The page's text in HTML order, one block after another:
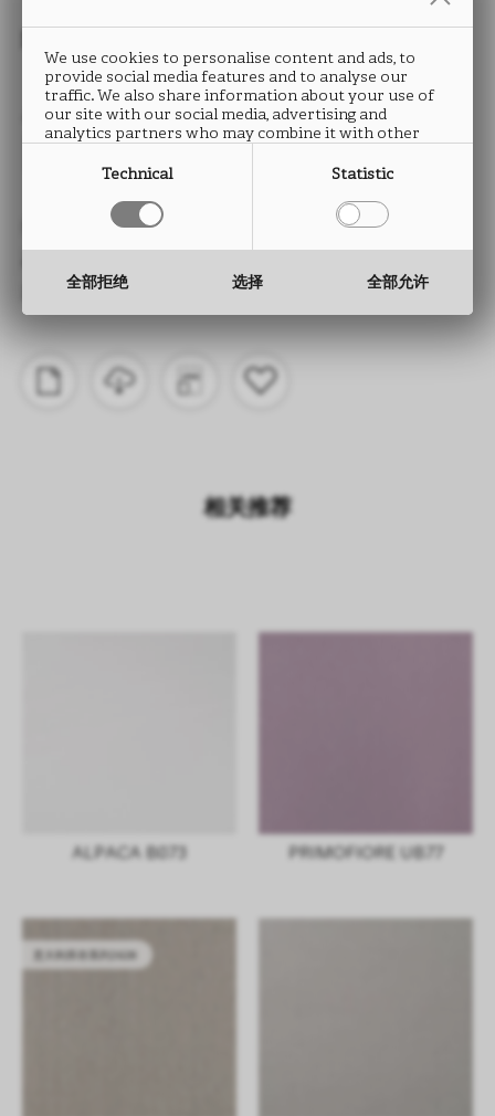
ALPACA
FD17
类型： ABS封边条
厚度： 0.5 至 2.0 mm
相关推荐
ALPACA B073 PRIMOFIORE UB77
We use cookies to personalise content and ads, to
provide social media features and to analyse our
traffic. We also share information about your use of
our site with our social media, advertising and
analytics partners who may combine it with other
they have collected from your use of their services.
Technical Statistic
全部拒绝 选择 全部允许